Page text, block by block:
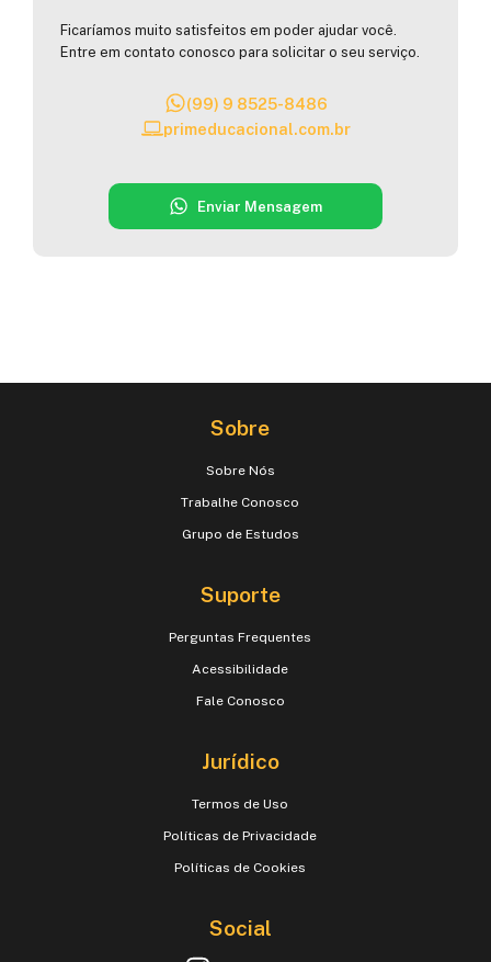
Ficaríamos muito satisfeitos em poder ajudar você.
Entre em contato conosco para solicitar o seu serviço.
(99) 9 8525-8486
primeducacional.com.br
Enviar Mensagem
Sobre
Sobre Nós
Trabalhe Conosco
Grupo de Estudos
Suporte
Perguntas Frequentes
Acessibilidade
Fale Conosco
Jurídico
Termos de Uso
Políticas de Privacidade
Políticas de Cookies
Social